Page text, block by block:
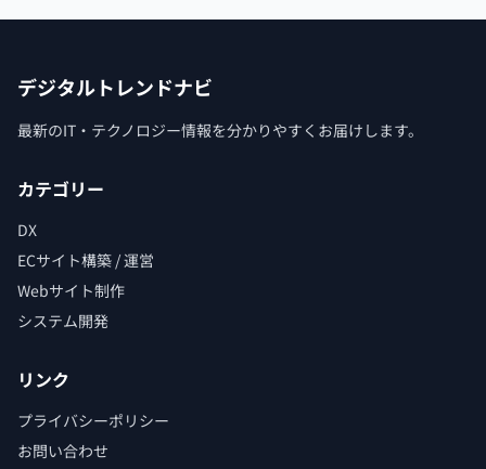
デジタルトレンドナビ
最新のIT・テクノロジー情報を分かりやすくお届けします。
カテゴリー
DX
ECサイト構築 / 運営
Webサイト制作
システム開発
リンク
プライバシーポリシー
お問い合わせ